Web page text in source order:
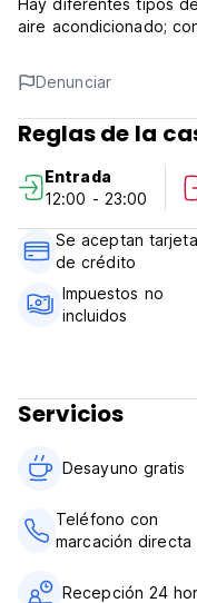
Hay diferentes tipos
aire acondicionado;
Por favor notifique:
La llegada: 12.00 pm
Política de
Tarjeta de crédito
Incluye el desayuno
Los impuestos
translated from original
Denunciar
Reglas de la
Entrada
12:00 - 23:00
Se aceptan
de crédito
Impuestos no
incluidos
Servicios
Desayuno gratis
Teléfono con
marcación directa
Recepción 24